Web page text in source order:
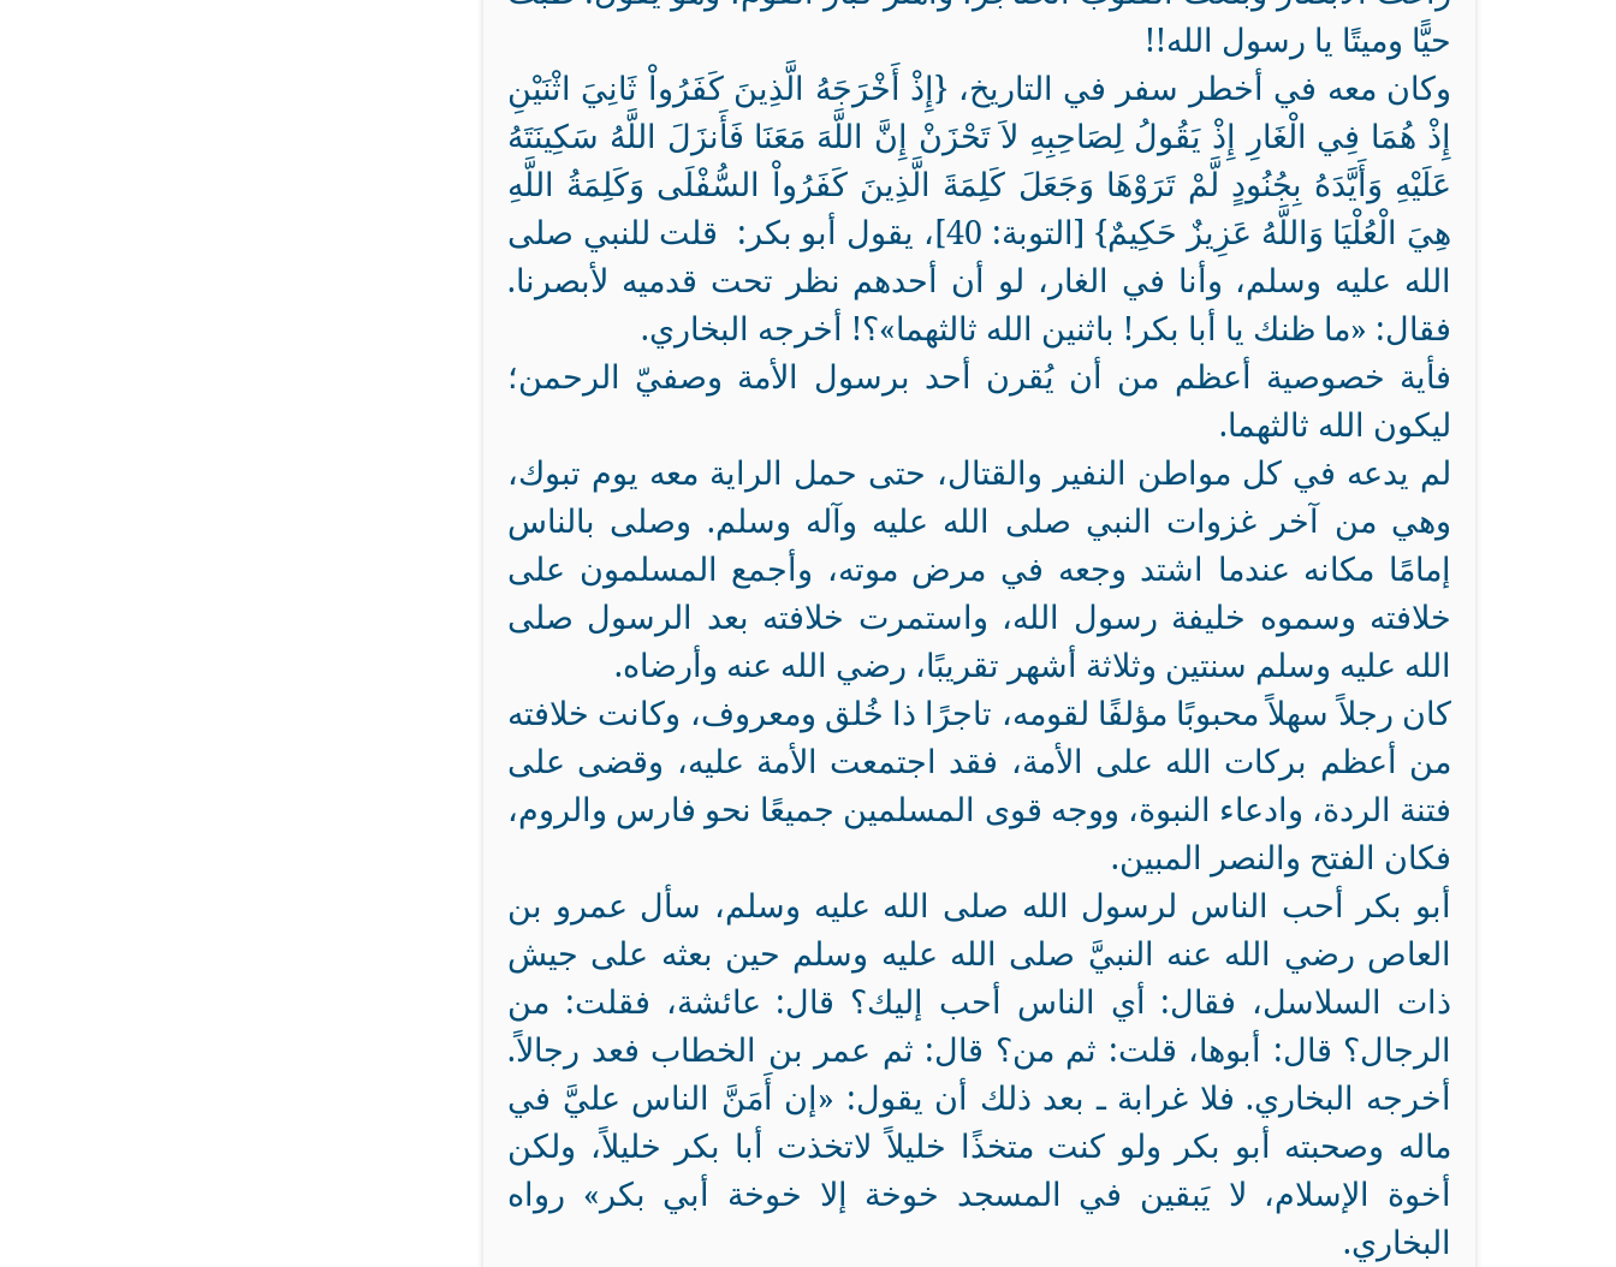
حيًّا وميتًا يا رسول الله!!
وكان معه في أخطر سفر في التاريخ، {إِذْ أَخْرَجَهُ الَّذِينَ كَفَرُواْ ثَانِيَ اثْنَيْنِ
إِذْ هُمَا فِي الْغَارِ إِذْ يَقُولُ لِصَاحِبِهِ لاَ تَحْزَنْ إِنَّ اللَّهَ مَعَنَا فَأَنزَلَ اللَّهُ سَكِينَتَهُ
عَلَيْهِ وَأَيَّدَهُ بِجُنُودٍ لَّمْ تَرَوْهَا وَجَعَلَ كَلِمَةَ الَّذِينَ كَفَرُواْ السُّفْلَى وَكَلِمَةُ اللَّهِ
هِيَ الْعُلْيَا وَاللَّهُ عَزِيزٌ حَكِيمٌ} [التوبة: 40]، يقول أبو بكر: ‏ قلت للنبي صلى
الله عليه وسلم، وأنا في الغار، لو أن أحدهم نظر تحت قدميه لأبصرنا‏.‏
فقال‏:‏ «‏ما ظنك يا أبا بكر‏!‏ باثنين الله ثالثهما‏»؟‏! ‏أخرجه البخاري.
فأية خصوصية أعظم من أن يُقرن أحد برسول الأمة وصفيّ الرحمن؛
ليكون الله ثالثهما.
لم يدعه في كل مواطن النفير والقتال، حتى حمل الراية معه يوم تبوك،
وهي من آخر غزوات النبي صلى الله عليه وآله وسلم. وصلى بالناس
إمامًا مكانه عندما اشتد وجعه في مرض موته، وأجمع المسلمون على
خلافته وسموه خليفة رسول الله، واستمرت خلافته بعد الرسول صلى
الله عليه وسلم سنتين وثلاثة أشهر تقريبًا، رضي الله عنه وأرضاه‏.‏
كان رجلاً سهلاً محبوبًا مؤلفًا لقومه، تاجرًا ذا خُلق ومعروف، وكانت خلافته
من أعظم بركات الله على الأمة، فقد اجتمعت الأمة عليه، وقضى على
فتنة الردة، وادعاء النبوة، ووجه قوى المسلمين جميعًا نحو فارس والروم،
فكان الفتح والنصر المبين.
أبو بكر أحب الناس لرسول الله صلى الله عليه وسلم، سأل عمرو بن
العاص رضي الله عنه النبيَّ صلى الله عليه وسلم حين بعثه على جيش
ذات السلاسل، فقال‏:‏ أي الناس أحب إليك‏؟‏ قال‏:‏ ‏عائشة‏‏، فقلت‏:‏ من
الرجال‏؟‏ قال‏:‏ ‏أبوها‏، قلت‏:‏ ثم من‏؟‏ قال‏:‏ ‏ثم عمر بن الخطاب‏‏ فعد رجالاً‏.‏
‏‏أخرجه البخاري. فلا غرابة ـ بعد ذلك أن يقول: «إن أَمَنَّ الناس عليَّ في
ماله وصحبته أبو بكر ولو كنت متخذًا خليلاً لاتخذت أبا بكر خليلاً، ولكن
أخوة الإسلام، لا يَبقين في المسجد خوخة إلا خوخة أبي بكر» رواه
البخاري.